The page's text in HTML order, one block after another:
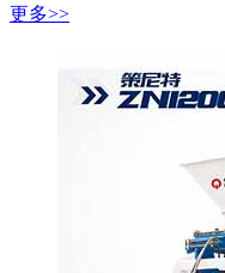
更多>>